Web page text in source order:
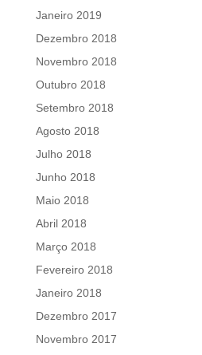
Janeiro 2019
Dezembro 2018
Novembro 2018
Outubro 2018
Setembro 2018
Agosto 2018
Julho 2018
Junho 2018
Maio 2018
Abril 2018
Março 2018
Fevereiro 2018
Janeiro 2018
Dezembro 2017
Novembro 2017